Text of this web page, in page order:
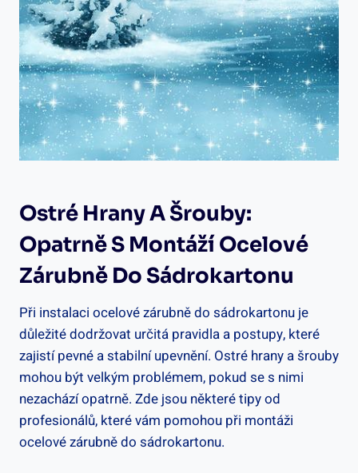
Ostré Hrany A Šrouby:
Opatrně S Montáží Ocelové
Zárubně Do Sádrokartonu
Při instalaci ocelové zárubně do sádrokartonu je
důležité dodržovat určitá pravidla a postupy, které
zajistí pevné a stabilní upevnění. Ostré hrany a šrouby
mohou být velkým problémem, pokud se s nimi
nezachází opatrně. Zde jsou některé tipy od
profesionálů, které vám pomohou při montáži
ocelové zárubně do sádrokartonu.